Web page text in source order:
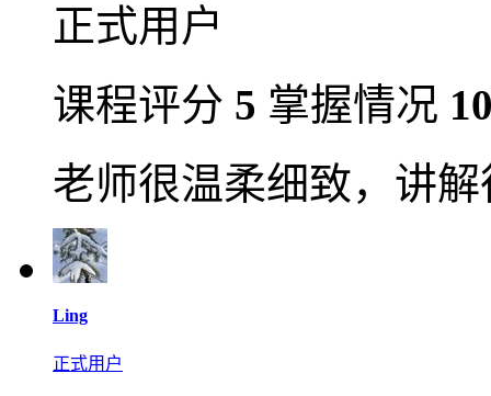
正式用户
课程评分 5 掌握情况
老师很温柔细致，讲
Ling
正式用户